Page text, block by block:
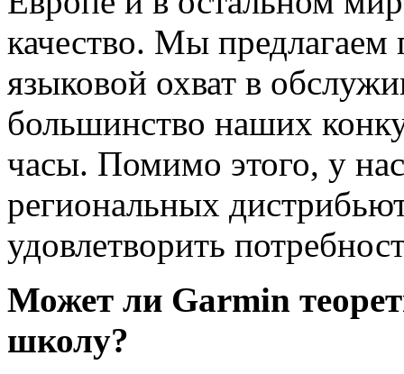
качество. Мы предлагаем
языковой охват в
большинство наших
часы. Помимо этого, у
региональных
удовлетворить
Может ли Garmin
школу?